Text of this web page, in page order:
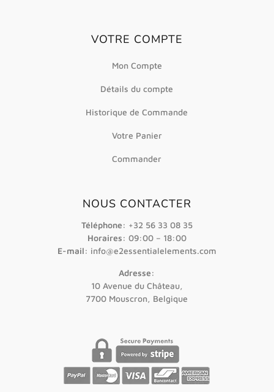
VOTRE COMPTE
Mon Compte
Détails du compte
Historique de Commande
Votre Panier
Commander
NOUS CONTACTER
Téléphone: +32 56 33 08 35
Horaires: 09:00 – 18:00
E-mail: info@e2essentialelements.com
Adresse:
10 Avenue du Château,
7700 Mouscron, Belgique